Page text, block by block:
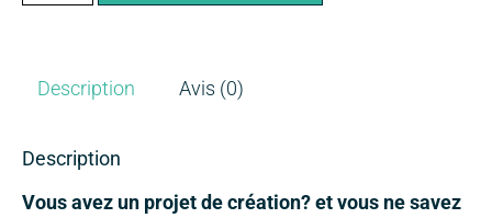
Description Avis (0)
Description
Vous avez un projet de création? et vous ne savez